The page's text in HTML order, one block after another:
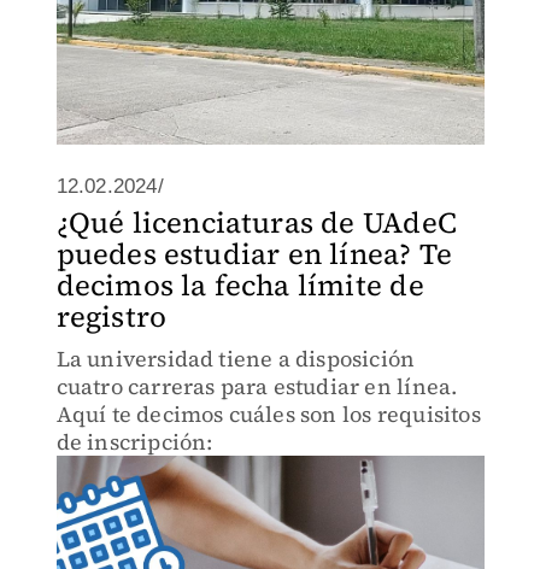
12.02.2024/
¿Qué licenciaturas de UAdeC
puedes estudiar en línea? Te
decimos la fecha límite de
registro
La universidad tiene a disposición
cuatro carreras para estudiar en línea.
Aquí te decimos cuáles son los requisitos
de inscripción: